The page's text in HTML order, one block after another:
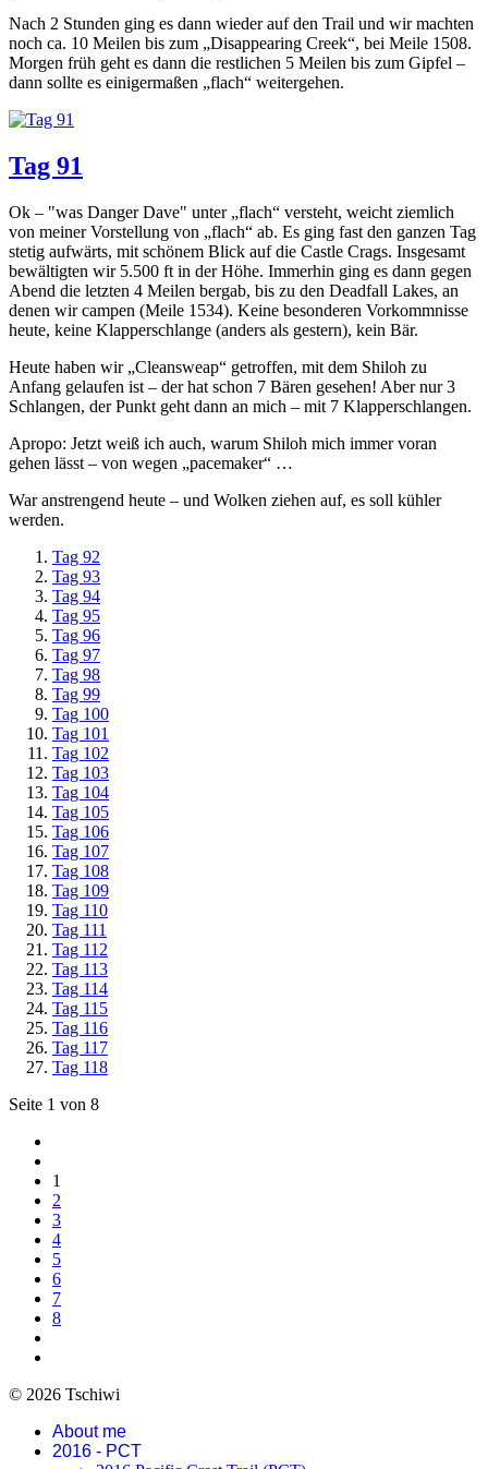
Nach 2 Stunden ging es dann wieder auf den Trail und wir machten
noch ca. 10 Meilen bis zum „Disappearing Creek“, bei Meile 1508.
Morgen früh geht es dann die restlichen 5 Meilen bis zum Gipfel –
dann sollte es einigermaßen „flach“ weitergehen.
Tag 91
Ok – "was Danger Dave" unter „flach“ versteht, weicht ziemlich
von meiner Vorstellung von „flach“ ab. Es ging fast den ganzen Tag
stetig aufwärts, mit schönem Blick auf die Castle Crags. Insgesamt
bewältigten wir 5.500 ft in der Höhe. Immerhin ging es dann gegen
Abend die letzten 4 Meilen bergab, bis zu den Deadfall Lakes, an
denen wir campen (Meile 1534). Keine besonderen Vorkommnisse
heute, keine Klapperschlange (anders als gestern), kein Bär.
Heute haben wir „Cleansweap“ getroffen, mit dem Shiloh zu
Anfang gelaufen ist – der hat schon 7 Bären gesehen! Aber nur 3
Schlangen, der Punkt geht dann an mich – mit 7 Klapperschlangen.
Apropo: Jetzt weiß ich auch, warum Shiloh mich immer voran
gehen lässt – von wegen „pacemaker“ …
War anstrengend heute – und Wolken ziehen auf, es soll kühler
werden.
Tag 92
Tag 93
Tag 94
Tag 95
Tag 96
Tag 97
Tag 98
Tag 99
Tag 100
Tag 101
Tag 102
Tag 103
Tag 104
Tag 105
Tag 106
Tag 107
Tag 108
Tag 109
Tag 110
Tag 111
Tag 112
Tag 113
Tag 114
Tag 115
Tag 116
Tag 117
Tag 118
Seite 1 von 8
1
2
3
4
5
6
7
8
© 2026 Tschiwi
About me
2016 - PCT